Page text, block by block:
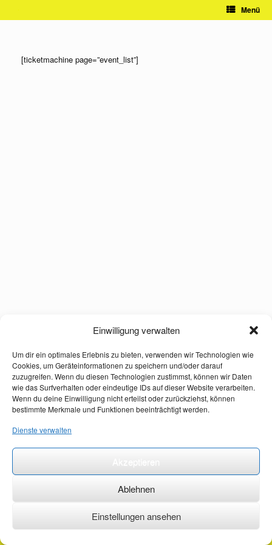
Einwilligung verwalten
Um dir ein optimales Erlebnis zu bieten, verwenden wir Technologien wie
Cookies, um Geräteinformationen zu speichern und/oder darauf
zuzugreifen. Wenn du diesen Technologien zustimmst, können wir Daten
wie das Surfverhalten oder eindeutige IDs auf dieser Website verarbeiten.
Wenn du deine Einwilligung nicht erteilst oder zurückziehst, können
bestimmte Merkmale und Funktionen beeinträchtigt werden.
Dienste verwalten
Ablehnen
Einstellungen ansehen
Menü
[ticketmachine page=”event_list”]
©2026 ·erstehilfekurs-mauch.de ·AGB ·Datenschutzerklärung ·Impressum ·